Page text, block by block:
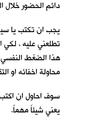
دائم الحضور خلال
يجب ان تكتب يا
تطلعني عليه ،
هذا الضغط
محاولة اخفائه او
سوف احاول ان اكتب
يعني شيئاً مهماً.